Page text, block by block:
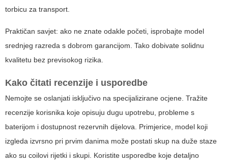
torbicu za transport.
Praktičan savjet: ako ne znate odakle početi, isprobajte model
srednjeg razreda s dobrom garancijom. Tako dobivate solidnu
kvalitetu bez previsokog rizika.
Kako čitati recenzije i usporedbe
Nemojte se oslanjati isključivo na specijalizirane ocjene. Tražite
recenzije korisnika koje opisuju dugu upotrebu, probleme s
baterijom i dostupnost rezervnih dijelova. Primjerice, model koji
izgleda izvrsno pri prvim danima može postati skup na duže staze
ako su coilovi rijetki i skupi. Koristite usporedbe koje detaljno